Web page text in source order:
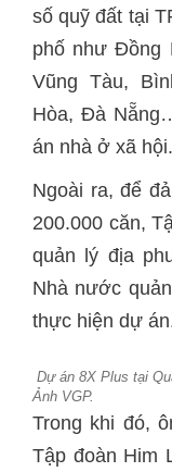
số quỹ đất tại
phố như Đồng
Vũng Tàu,
Hòa, Đà
án nhà ở xã hội.
Ngoài ra, để
200.000 căn,
quản lý địa
Nhà nước
thực hiện dự
Dự án 8X Plus tại
Ảnh VGP.
Trong khi đó,
Tập đoàn Him